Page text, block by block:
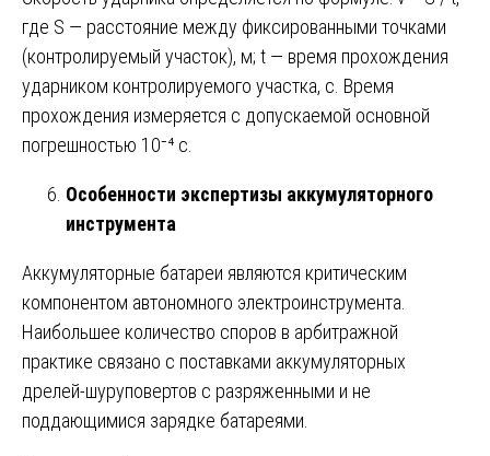
где S — расстояние между фиксированными точками
(контролируемый участок), м; t — время прохождения
ударником контролируемого участка, с. Время
прохождения измеряется с допускаемой основной
погрешностью 10⁻⁴ с.
Особенности экспертизы аккумуляторного
инструмента
Аккумуляторные батареи являются критическим
компонентом автономного электроинструмента.
Наибольшее количество споров в арбитражной
практике связано с поставками аккумуляторных
дрелей-шуруповертов с разряженными и не
поддающимися зарядке батареями.